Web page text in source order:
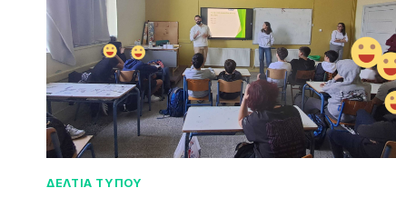
ΔΑΝΑΕΚΚ
ΣΤΑ
ΔΗΜΟΤΙΚΆ
ΣΧΟΛΕΊΑ
ΤΗΣ
ΙΑΛΥΣΟΎ,
ΠΑΣΤΊΔΑΣ
ΚΑΙ
ΔΕΛΤΙΑ ΤΥΠΟΥ